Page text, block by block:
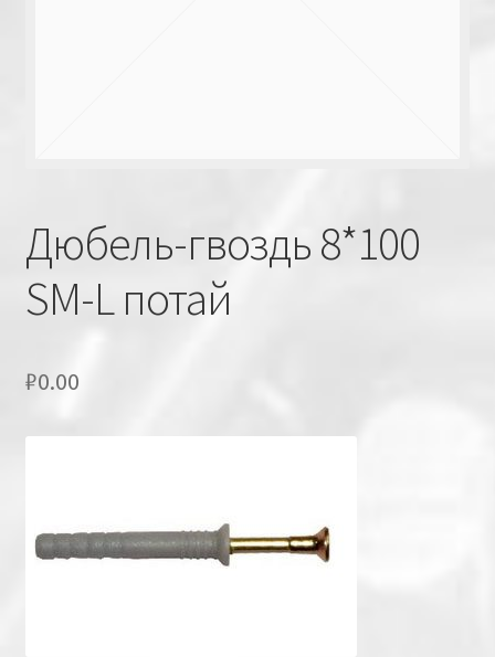
Дюбель-гвоздь 8*100
SM-L потай
₽0.00